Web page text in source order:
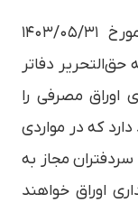
طبق بخشنامه شماره ۹۷۶۷۰/۱۴۰۳ مورخ ۱۴۰۳/۰۵/۳۱
دفاتر
مصرفی را
که در مواردی
مجاز به
اوراق خواهند